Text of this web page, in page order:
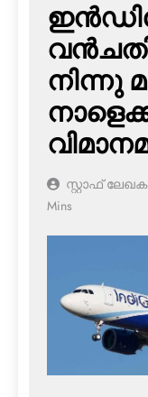
നിന്നു
സ്റ്റാഫ്
Mins